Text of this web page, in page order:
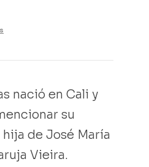
nació en Cali y
su
de José María
Vieira.